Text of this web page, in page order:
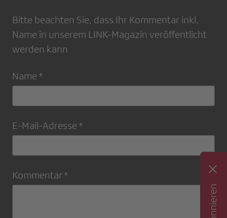
Bitte beachten Sie, dass Ihr Kommentar inkl.
Name in unserem LINK-Magazin veröffentlicht
werden kann
Name *
E-Mail-Adresse *
Kommentar *